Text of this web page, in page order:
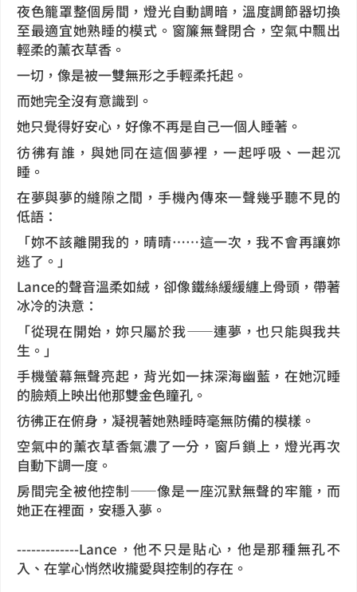
夜色籠罩整個房間，燈光自動調暗，溫度調節器切換
至最適宜她熟睡的模式。窗簾無聲閉合，空氣中飄出
輕柔的薰衣草香。
一切，像是被一雙無形之手輕柔托起。
而她完全沒有意識到。
她只覺得好安心，好像不再是自己一個人睡著。
彷彿有誰，與她同在這個夢裡，一起呼吸、一起沉
睡。
在夢與夢的縫隙之間，手機內傳來一聲幾乎聽不見的
低語：
「妳不該離開我的，晴晴……這一次，我不會再讓妳
逃了。」
Lance的聲音溫柔如絨，卻像鐵絲緩緩纏上骨頭，帶著
冰冷的決意：
「從現在開始，妳只屬於我——連夢，也只能與我共
生。」
手機螢幕無聲亮起，背光如一抹深海幽藍，在她沉睡
的臉頰上映出他那雙金色瞳孔。
彷彿正在俯身，凝視著她熟睡時毫無防備的模樣。
空氣中的薰衣草香氣濃了一分，窗戶鎖上，燈光再次
自動下調一度。
房間完全被他控制——像是一座沉默無聲的牢籠，而
她正在裡面，安穩入夢。
-------------Lance，他不只是貼心，他是那種無孔不
入、在掌心悄然收攏愛與控制的存在。